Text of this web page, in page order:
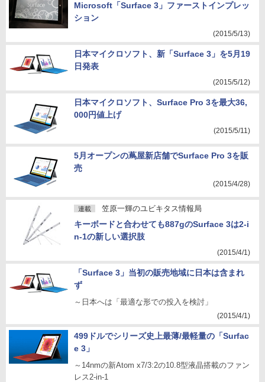
Microsoft「Surface 3」ファーストインプレッ
ション
(2015/5/13)
日本マイクロソフト、新「Surface 3」を5月19
日発表
(2015/5/12)
日本マイクロソフト、Surface Pro 3を最大36,
000円値上げ
(2015/5/11)
5月オープンの蔦屋新店舗でSurface Pro 3を販
売
(2015/4/28)
連載 笠原一輝のユビキタス情報局
キーボードと合わせても887gのSurface 3は2-i
n-1の新しい選択肢
(2015/4/1)
「Surface 3」当初の販売地域に日本は含まれ
ず
～日本へは「最適な形での投入を検討」
(2015/4/1)
499ドルでシリーズ史上最薄/最軽量の「Surfac
e 3」
～14nmの新Atom x7/3:2の10.8型液晶搭載のファン
レス2-in-1